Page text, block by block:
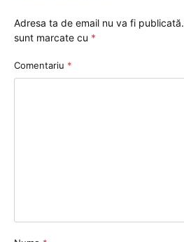
Adresa ta de email nu va fi publicată.
sunt marcate cu *
Comentariu *